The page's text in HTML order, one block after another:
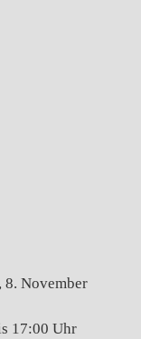
8. November
17:00 Uhr